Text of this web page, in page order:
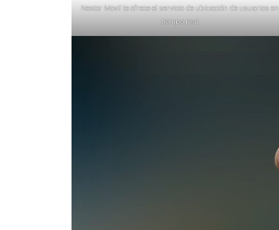
Nextor Movil te ofrece el servicio de ubicación de usuarios en
tiempo real